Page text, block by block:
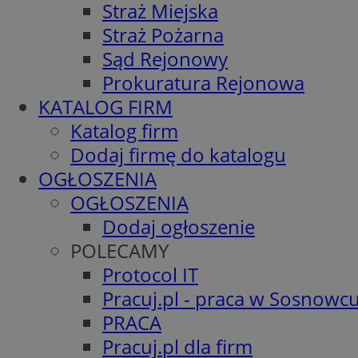
Straż Miejska
Straż Pożarna
Sąd Rejonowy
Prokuratura Rejonowa
KATALOG FIRM
Katalog firm
Dodaj firmę do katalogu
OGŁOSZENIA
OGŁOSZENIA
Dodaj ogłoszenie
POLECAMY
Protocol IT
Pracuj.pl - praca w
PRACA
Pracuj.pl dla firm